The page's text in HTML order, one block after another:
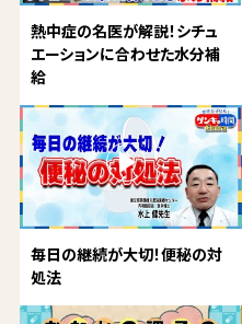
熱中症の名医が解説！シチュ
エーションに合わせた水分補
給
毎日の継続が大切！便秘の対
処法